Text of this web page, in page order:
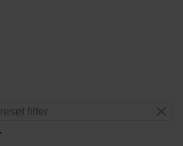
reset filter